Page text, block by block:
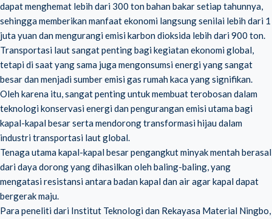
dapat menghemat lebih dari 300 ton bahan bakar setiap tahunnya,
sehingga memberikan manfaat ekonomi langsung senilai lebih dari 1
juta yuan dan mengurangi emisi karbon dioksida lebih dari 900 ton.
Transportasi laut sangat penting bagi kegiatan ekonomi global,
tetapi di saat yang sama juga mengonsumsi energi yang sangat
besar dan menjadi sumber emisi gas rumah kaca yang signifikan.
Oleh karena itu, sangat penting untuk membuat terobosan dalam
teknologi konservasi energi dan pengurangan emisi utama bagi
kapal-kapal besar serta mendorong transformasi hijau dalam
industri transportasi laut global.
Tenaga utama kapal-kapal besar pengangkut minyak mentah berasal
dari daya dorong yang dihasilkan oleh baling-baling, yang
mengatasi resistansi antara badan kapal dan air agar kapal dapat
bergerak maju.
Para peneliti dari Institut Teknologi dan Rekayasa Material Ningbo,